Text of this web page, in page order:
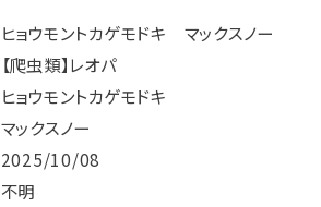
ヒョウモントカゲモドキ マックスノー
【爬虫類】レオパ
ヒョウモントカゲモドキ
マックスノー
2025/10/08
不明